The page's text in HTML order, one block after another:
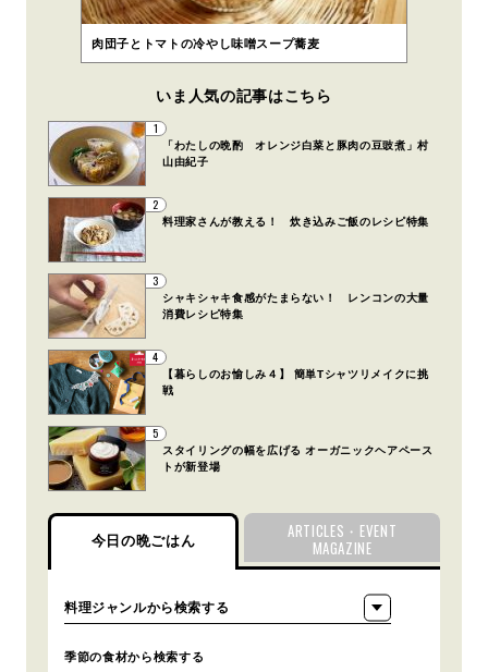
肉団子とトマトの冷やし味噌スープ蕎麦
いま人気の記事はこちら
1
「わたしの晩酌 オレンジ白菜と豚肉の豆豉煮」村
山由紀子
2
料理家さんが教える！ 炊き込みご飯のレシピ特集
3
シャキシャキ食感がたまらない！ レンコンの大量
消費レシピ特集
4
【暮らしのお愉しみ４】 簡単Tシャツリメイクに挑
戦
5
スタイリングの幅を広げる オーガニックヘアペース
トが新登場
今日の晩ごはん
ARTICLES・EVENT
MAGAZINE
季節の食材から検索する